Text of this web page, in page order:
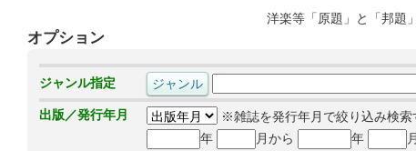
洋楽等「原題」と「邦題
オプション
ジャンル指定
出版／発行年月
※雑誌を発行年月で絞り込み検索
年
月から 年